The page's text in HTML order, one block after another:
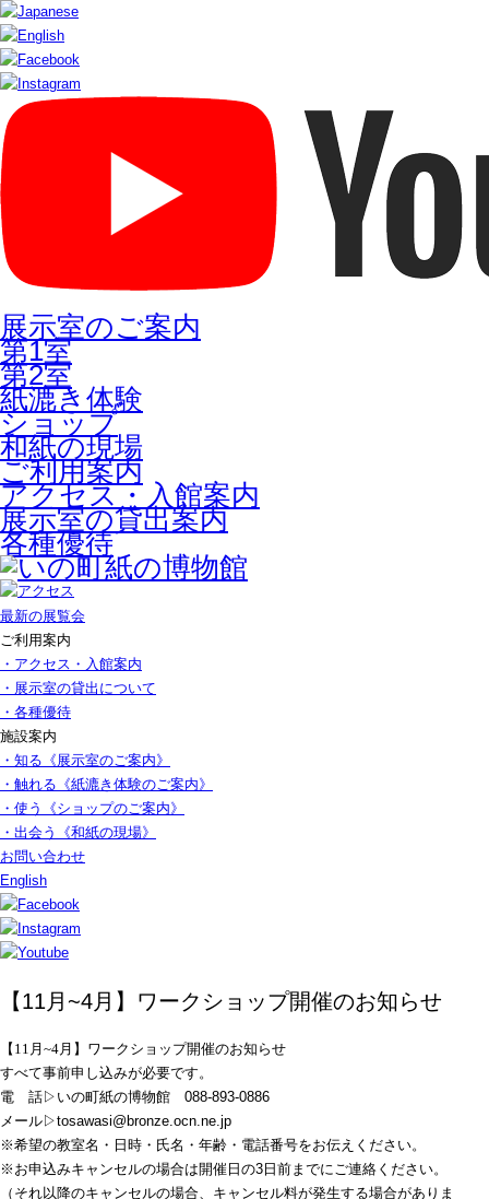
展示室のご案内
第1室
第2室
紙漉き体験
ショップ
和紙の現場
ご利用案内
アクセス・入館案内
展示室の貸出案内
各種優待
最新の展覧会
ご利用案内
・アクセス・入館案内
・展示室の貸出について
・各種優待
施設案内
・知る《展示室のご案内》
・触れる《紙漉き体験のご案内》
・使う《ショップのご案内》
・出会う《和紙の現場》
お問い合わせ
English
【11月~4月】ワークショップ開催のお知らせ
【 11 月 ~4月】ワークショップ開催のお知らせ
すべて事前申し込みが必要です。
電 話▷いの町紙の博物館 088-893-0886
メール▷tosawasi@bronze.ocn.ne.jp
※希望の教室名・日時・氏名・年齢・電話番号をお伝えください。
※お申込みキャンセルの場合は開催日の3日前までにご連絡ください。
（それ以降のキャンセルの場合、キャンセル料が発生する場合がありま